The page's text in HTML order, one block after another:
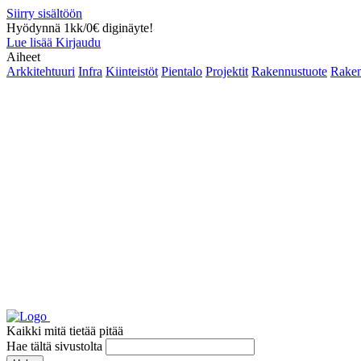
Siirry sisältöön
Hyödynnä 1kk/0€ diginäyte!
Lue lisää Kirjaudu
Aiheet
Arkkitehtuuri Infra Kiinteistöt Pientalo Projektit Rakennustuote
Kaikki mitä tietää pitää
Hae tältä sivustolta